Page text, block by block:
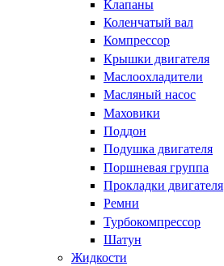
Клапаны
Коленчатый вал
Компрессор
Крышки двигателя
Маслоохладители
Масляный насос
Маховики
Поддон
Подушка двигателя
Поршневая группа
Прокладки двигателя
Ремни
Турбокомпрессор
Шатун
Жидкости